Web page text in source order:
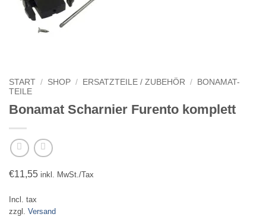
START / SHOP / ERSATZTEILE / ZUBEHÖR /
BONAMAT-
TEILE
Bonamat Scharnier Furento komplett
€11,55 inkl. MwSt./Tax
Incl. tax
zzgl. Versand